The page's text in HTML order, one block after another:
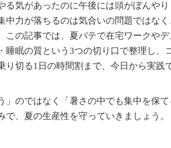
る気があったのに午後には頭がぼんや
中力が落ちるのは気合いの問題ではな
この記事では、夏バテで在宅ワークや
睡眠の質という3つの切り口で整理し、
り切る1日の時間割まで、今日から実践
」のではなく「暑さの中でも集中を保
で、夏の生産性を守っていきましょう。